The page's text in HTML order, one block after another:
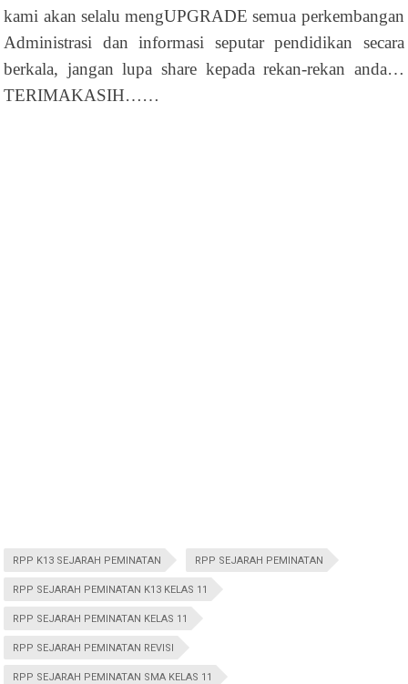
kami akan selalu mengUPGRADE semua perkembangan
Administrasi dan informasi seputar pendidikan secara
berkala, jangan lupa share kepada rekan-rekan anda…
TERIMAKASIH……
RPP K13 SEJARAH PEMINATAN RPP SEJARAH PEMINATAN
RPP SEJARAH PEMINATAN K13 KELAS 11
RPP SEJARAH PEMINATAN KELAS 11
RPP SEJARAH PEMINATAN REVISI
RPP SEJARAH PEMINATAN SMA KELAS 11